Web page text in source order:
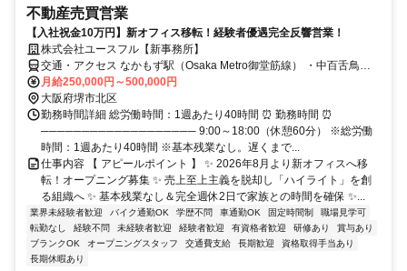
不動産売買営業
【入社祝金10万円】新オフィス移転！経験者優遇完全反響営業！
株式会社ユースフル【新事務所】
交通・アクセス なかもず駅（Osaka Metro御堂筋線） ・中百舌鳥駅
（南海高野線・泉北高速鉄道） 徒歩: 約 6〜9分
月給250,000円～500,000円
大阪府堺市北区
勤務時間詳細 総労働時間：1週あたり40時間 ⏰ 勤務時間 ⏰
─────────────────── 9:00～18:00（休憩60分） ※総労働
時間：1週あたり40時間 ※基本残業なし。遅くまで...
仕事内容 【 アピールポイント 】 ✨ 2026年8月より新オフィスへ移
転！オープニング募集 ✨ 売上至上主義を脱却し「ハイライト」を創
る組織へ ✨ 基本残業なし＆完全週休2日で家族との時間を確保 ✨...
業界未経験者歓迎 バイク通勤OK 学歴不問 車通勤OK 固定時間制
職場見学可
転勤なし
経験不問 未経験者歓迎 経験者歓迎 有資格者歓迎 研修あり
賞与あり
ブランクOK
オープニングスタッフ 交通費支給 長期歓迎
資格取得手当あり
長期休暇あり